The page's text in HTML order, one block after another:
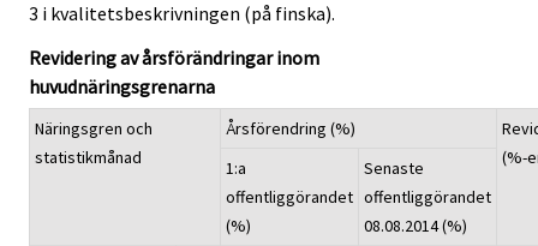
3 i kvalitetsbeskrivningen (på finska).
Revidering av årsförändringar inom
huvudnäringsgrenarna
Näringsgren och
statistikmånad
Årsförendring (%)
(%-
1:a
offentliggörandet
(%)
Senaste
offentliggörandet
08.08.2014 (%)